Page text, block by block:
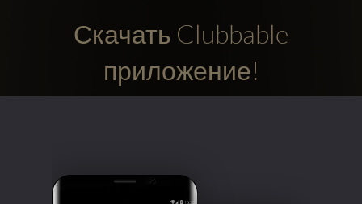
Скачать Clubbable
приложение!